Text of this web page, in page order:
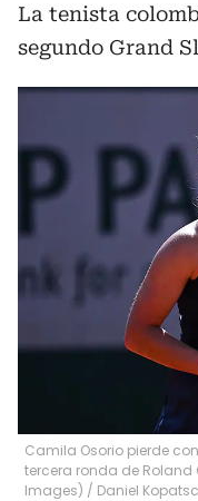
La tenista
segundo Grand
Camila Osorio pierde
tercera ronda de Roland
Images) / Daniel